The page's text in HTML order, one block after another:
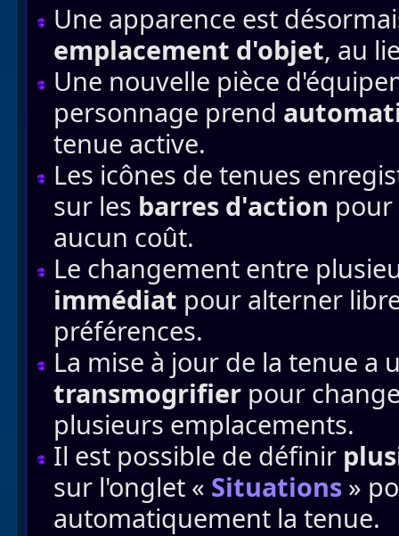
Une apparence est
emplacement d'objet, au
Une nouvelle pièce
personnage prend
tenue active.
Les icônes de tenues
sur les barres d'action pour
aucun coût.
Le changement entre
immédiat pour alterner
préférences.
La mise à jour de la tenue a
transmogrifier pour
plusieurs emplacements.
Il est possible de définir
sur l'onglet « Situations »
automatiquement la tenue.